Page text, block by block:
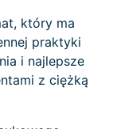
który ma
praktyki
i najlepsze
z ciężką